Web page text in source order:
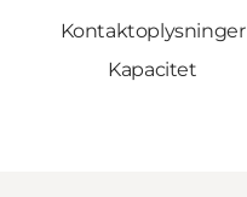
Kontaktoplysninger
Kapacitet